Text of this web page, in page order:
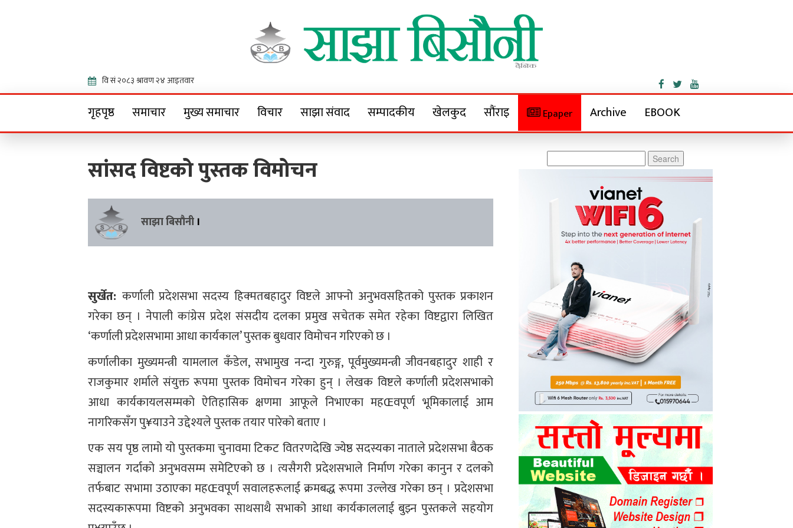
Sajha Bisaunee
गृहपृष्ठ समाचार मुख्य समाचार विचार साझा संवाद सम्पादकीय खेलकुद सौंराइ Epaper Archive EBOOK
सांसद विष्टको पुस्तक विमोचन
साझा बिसौनी ।
सुर्खेत: कर्णाली प्रदेशसभा सदस्य हिक्मतबहादुर विष्टले आफ्नो अनुभवसहितको पुस्तक प्रकाशन
गरेका छन् । नेपाली कांग्रेस प्रदेश संसदीय दलका प्रमुख सचेतक समेत रहेका विष्टद्वारा लिखित
‘कर्णाली प्रदेशसभामा आधा कार्यकाल’ पुस्तक बुधवार विमोचन गरिएको छ ।
कर्णालीका मुख्यमन्त्री यामलाल कँडेल, सभामुख नन्दा गुरुङ्ग, पूर्वमुख्यमन्त्री जीवनबहादुर शाही र
राजकुमार शर्माले संयुक्त रूपमा पुस्तक विमोचन गरेका हुन् । लेखक विष्टले कर्णाली प्रदेशसभाको
आधा कार्यकायलसम्मको ऐतिहासिक क्षणमा आफूले निभाएका महŒवपूर्ण भूमिकालाई आम
नागरिकसँग पु¥याउने उद्देश्यले पुस्तक तयार पारेको बताए ।
एक सय पृष्ठ लामो यो पुस्तकमा चुनावमा टिकट वितरणदेखि ज्येष्ठ सदस्यका नाताले प्रदेशसभा बैठक
सञ्चालन गर्दाको अनुभवसम्म समेटिएको छ । त्यसैगरी प्रदेशसभाले निर्माण गरेका कानुन र दलको
तर्फबाट सभामा उठाएका महŒवपूर्ण सवालहरूलाई क्रमबद्ध रूपमा उल्लेख गरेका छन् । प्रदेशसभा
सदस्यकारूपमा विष्टको अनुभवका साथसाथै सभाको आधा कार्यकाललाई बुझ्न पुस्तकले सहयोग
for: